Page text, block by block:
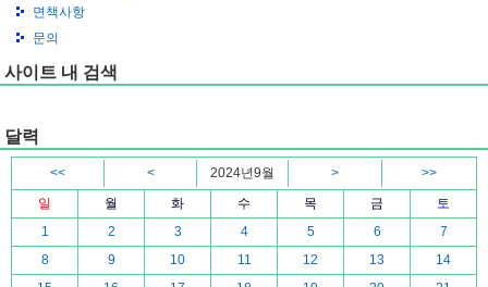
면책사항
문의
사이트 내 검색
달력
<< < 2024년9월 >
>>
일
월 화 수 목 금
토
1
2 3 4 5 6
7
8
9 10 11 12 13
14